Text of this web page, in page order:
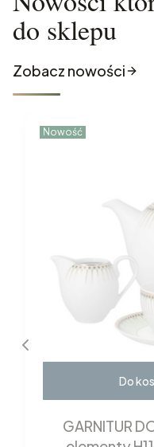
do sklepu
Zobacz nowości
Nowość
Do
GARNITUR